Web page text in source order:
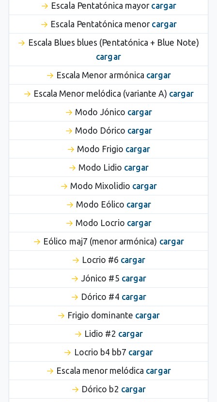
Escala Pentatónica mayor cargar
Escala Pentatónica menor cargar
Escala Blues blues (Pentatónica + Blue Note)
cargar
Escala Menor armónica cargar
Escala Menor melódica (variante A) cargar
Modo Jónico cargar
Modo Dórico cargar
Modo Frigio cargar
Modo Lidio cargar
Modo Mixolidio cargar
Modo Eólico cargar
Modo Locrio cargar
Eólico maj7 (menor armónica) cargar
Locrio #6 cargar
Jónico #5 cargar
Dórico #4 cargar
Frigio dominante cargar
Lidio #2 cargar
Locrio b4 bb7 cargar
Escala menor melódica cargar
Dórico b2 cargar